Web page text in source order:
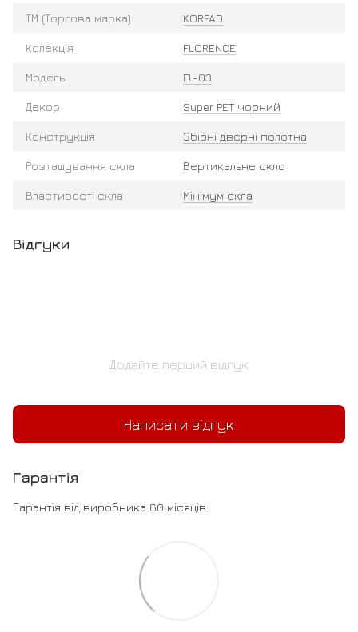
ТМ (Торгова марка) KORFAD
Колекція FLORENCE
Модель FL-03
Декор Super PET чорний
Конструкція Збірні дверні полотна
Розташування скла Вертикальне скло
Властивості скла Мінімум скла
Відгуки
Додайте перший відгук
Написати відгук
Гарантія
Гарантія від виробника 60 місяців.